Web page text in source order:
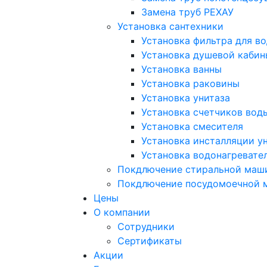
Замена труб РЕХАУ
Установка сантехники
Установка фильтра для
Установка душевой
Установка ванны
Установка раковины
Установка унитаза
Установка счетчиков
Установка смесителя
Установка инсталляции
Установка
Покдлючение стиральной
Покдлючение посудомоечной
Цены
О компании
Сотрудники
Сертификаты
Акции